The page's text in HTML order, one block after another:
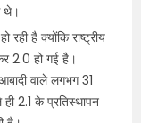
थे।
रही है क्योंकि राष्ट्रीय
2.0 हो गई है।
वाले लगभग 31
2.1 के प्रतिस्थापन